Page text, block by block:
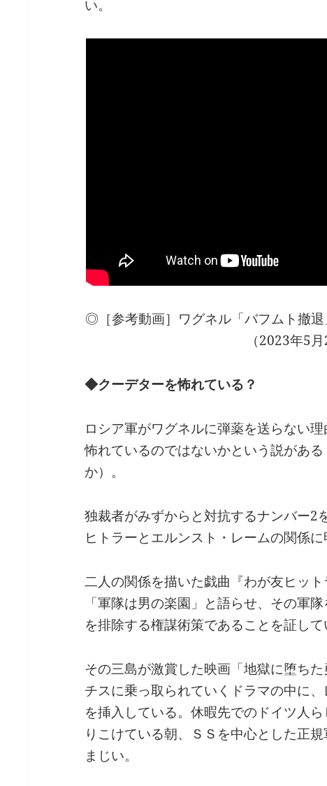
い。
◎［参考動画］ワグネル「バフムト撤
（2023年5月
◆クーデターを怖れている？
ロシア軍がワグネルに弾薬を送らない
怖れているのではないかという説があ
か）。
独裁者がみずからと対抗するナンバー2
ヒトラーとエルンスト・レームの関係に
二人の関係を描いた戯曲『わが友ヒッ
「軍隊は男の楽園」と語らせ、その軍
を排除する権謀術策であることを証して
その三島が激賞した映画「地獄に堕ち
チスに乗っ取られていくドラマの中に
を挿入している。休暇先でのドイツ人
りこけている朝、ＳＳを中心とした正
まじい。